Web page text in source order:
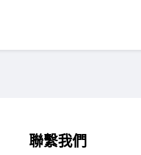
聯繫我們